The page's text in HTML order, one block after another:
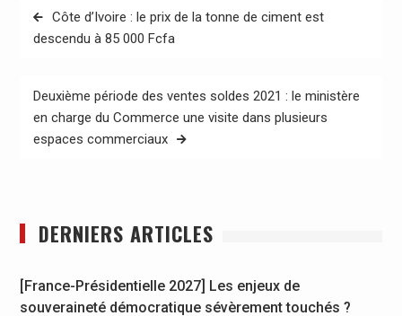
Navigation
de
Côte d’Ivoire : le prix de la tonne de ciment est
descendu à 85 000 Fcfa
Deuxième période des ventes soldes 2021 : le ministère
en charge du Commerce une visite dans plusieurs
espaces commerciaux
DERNIERS ARTICLES
[France-Présidentielle 2027] Les enjeux de
souveraineté démocratique sévèrement touchés ?